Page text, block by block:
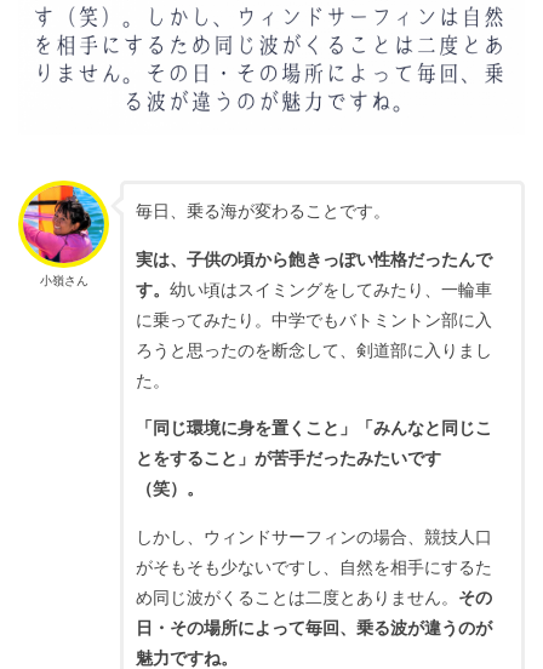
小嶺さん
毎日、乗る海が変わることです。
実は、子供の頃から飽きっぽい性格だったんで
す。幼い頃はスイミングをしてみたり、一輪車
に乗ってみたり。中学でもバトミントン部に入
ろうと思ったのを断念して、剣道部に入りまし
た。
「同じ環境に身を置くこと」「みんなと同じこ
とをすること」が苦手だったみたいです
（笑）。
しかし、ウィンドサーフィンの場合、競技人口
がそもそも少ないですし、自然を相手にするた
め同じ波がくることは二度とありません。 その
日・その場所によって毎回、乗る波が違うのが
魅力ですね。